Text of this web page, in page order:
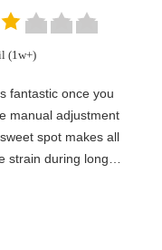
(1w+)
fantastic once you
manual adjustment
spot makes all
strain during long